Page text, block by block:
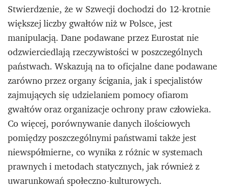
Stwierdzenie, że w Szwecji dochodzi do 12-krotnie
większej liczby gwałtów niż w Polsce, jest
manipulacją. Dane podawane przez Eurostat nie
odzwierciedlają rzeczywistości w poszczególnych
państwach. Wskazują na to oficjalne dane podawane
zarówno przez organy ścigania, jak i specjalistów
zajmujących się udzielaniem pomocy ofiarom
gwałtów oraz organizacje ochrony praw człowieka.
Co więcej, porównywanie danych ilościowych
pomiędzy poszczególnymi państwami także jest
niewspółmierne, co wynika z różnic w systemach
prawnych i metodach statycznych, jak również z
uwarunkowań społeczno-kulturowych.